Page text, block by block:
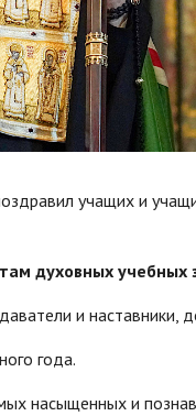
учащих и
духовных учебных
и наставники,
года.
насыщенных и